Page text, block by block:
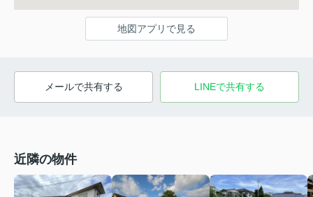
地図アプリで見る
メールで共有する LINEで共有する
近隣の物件